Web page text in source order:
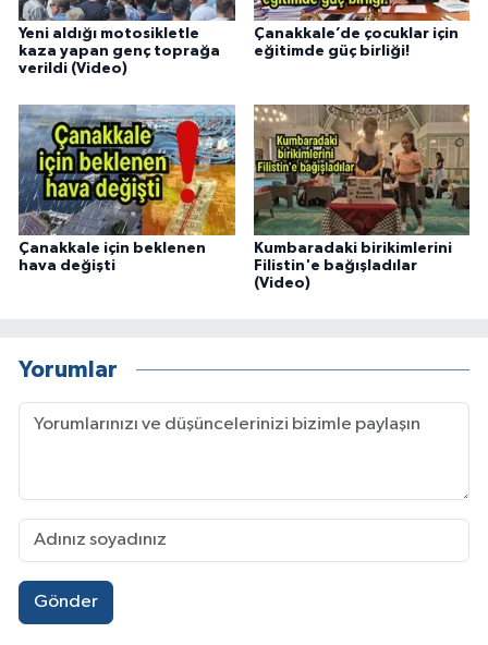
Yeni aldığı motosikletle
kaza yapan genç toprağa
verildi (Video)
Çanakkale’de çocuklar için
eğitimde güç birliği!
Çanakkale için beklenen
hava değişti
Kumbaradaki birikimlerini
Filistin'e bağışladılar
(Video)
Yorumlar
Gönder